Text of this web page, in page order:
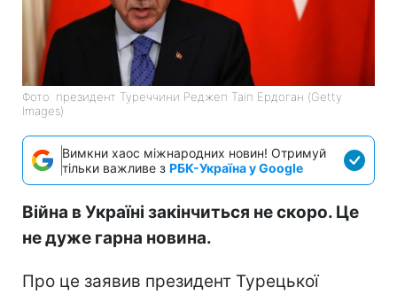
Фото: президент Туреччини Реджеп Таїп Ердоган (Getty
Images)
Вимкни хаос міжнародних новин! Отримуй
тільки важливе з РБК-Україна у Google
Війна в Україні закінчиться не скоро. Це
не дуже гарна новина.
Про це заявив президент Турецької